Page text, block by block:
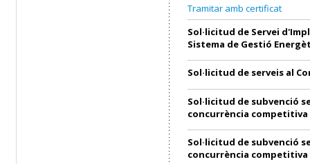
Tramitar amb certificat
Sol·licitud de Servei
Sistema de Gestió
Sol·licitud de serveis al
Sol·licitud de subvenció
concurrència competitiva
Sol·licitud de subvenció
concurrència competitiva